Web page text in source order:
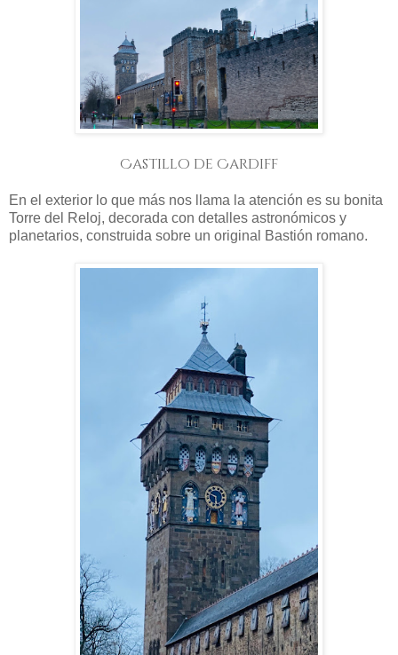
Castillo de Cardiff
En el exterior lo que más nos llama la atención es su bonita
Torre del Reloj, decorada con detalles astronómicos y
planetarios, construida sobre un original Bastión romano.